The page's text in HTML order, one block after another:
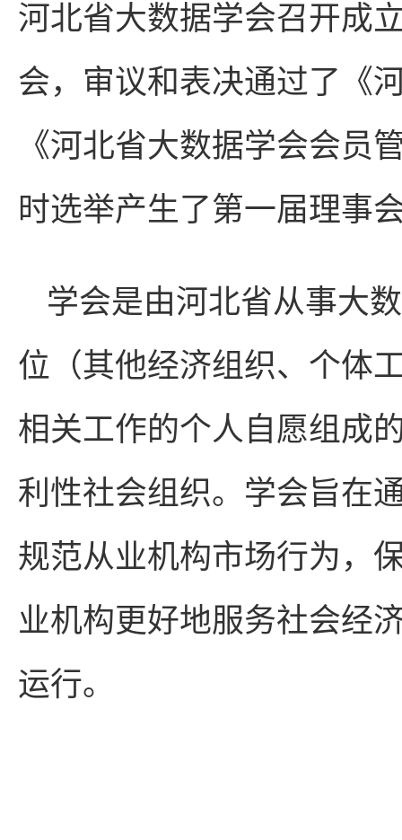
河北省大数据学会召开成
会，审议和表决通过了《
《河北省大数据学会会员
时选举产生了第一届理事
学会是由河北省从事大
位（其他经济组织、个体
相关工作的个人自愿组成
利性社会组织。学会旨在
规范从业机构市场行为，
业机构更好地服务社会经
运行。